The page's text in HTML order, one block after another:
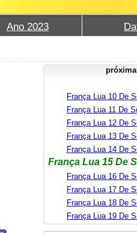
Ano 2023
França Lua 10 De
França Lua 11 De
França Lua 12 De
França Lua 13 De
França Lua 14 De
França Lua 15 De
França Lua 16 De
França Lua 17 De
França Lua 18 De
França Lua 19 De